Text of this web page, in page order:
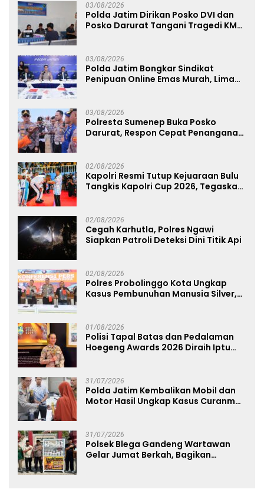
03/08/2026
Polda Jatim Dirikan Posko DVI dan
Posko Darurat Tangani Tragedi KMP
03/08/2026
Polda Jatim Bongkar Sindikat
Penipuan Online Emas Murah, Lima
03/08/2026
Polresta Sumenep Buka Posko
Darurat, Respon Cepat Penanganan
02/08/2026
Kapolri Resmi Tutup Kejuaraan Bulu
Tangkis Kapolri Cup 2026, Tegaskan
02/08/2026
Cegah Karhutla, Polres Ngawi
Siapkan Patroli Deteksi Dini Titik Api
02/08/2026
Polres Probolinggo Kota Ungkap
Kasus Pembunuhan Manusia Silver,
01/08/2026
Polisi Tapal Batas dan Pedalaman
Hoegeng Awards 2026 Diraih Iptu
31/07/2026
Polda Jatim Kembalikan Mobil dan
Motor Hasil Ungkap Kasus Curanmor
31/07/2026
Polsek Blega Gandeng Wartawan
Gelar Jumat Berkah, Bagikan